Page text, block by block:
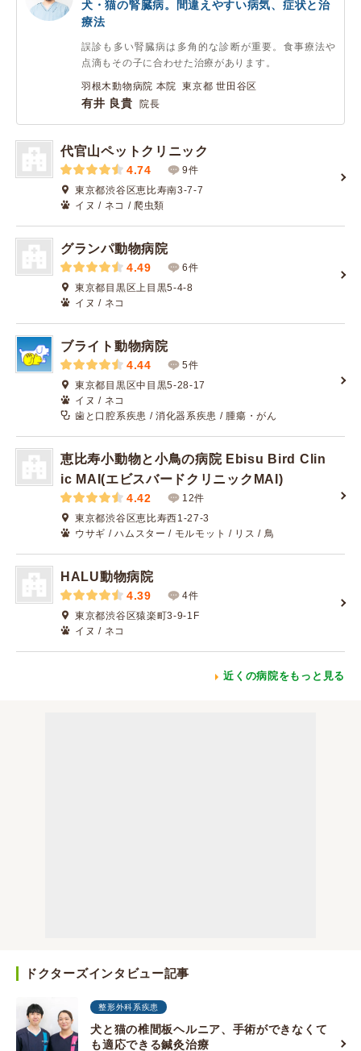
犬・猫の腎臓病。間違えやすい病気、症状と治
療法
誤診も多い腎臓病は多角的な診断が重要。食事療法や
点滴もその子に合わせた治療があります。
羽根木動物病院 本院 東京都 世田谷区
有井 良貴 院長
代官山ペットクリニック
4.74
9件
東京都渋谷区恵比寿南3-7-7
イヌ / ネコ / 爬虫類
グランパ動物病院
4.49
6件
東京都目黒区上目黒5-4-8
イヌ / ネコ
ブライト動物病院
4.44
5件
東京都目黒区中目黒5-28-17
イヌ / ネコ
歯と口腔系疾患 / 消化器系疾患 / 腫瘍・がん
恵比寿小動物と小鳥の病院 Ebisu Bird Clin
ic MAI(エビスバードクリニックMAI)
4.42
12件
東京都渋谷区恵比寿西1-27-3
ウサギ / ハムスター / モルモット / リス / 鳥
HALU動物病院
4.39
4件
東京都渋谷区猿楽町3-9-1F
イヌ / ネコ
近くの病院をもっと見る
ドクターズインタビュー記事
整形外科系疾患
犬と猫の椎間板ヘルニア、手術ができなくて
も適応できる鍼灸治療